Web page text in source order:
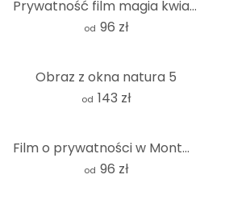
Prywatność film magia kwiatów
od 96 zł
Obraz z okna natura 5
od 143 zł
Film o prywatności w Montmartre
od 96 zł